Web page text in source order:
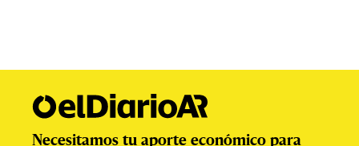
Necesitamos tu aporte económico para